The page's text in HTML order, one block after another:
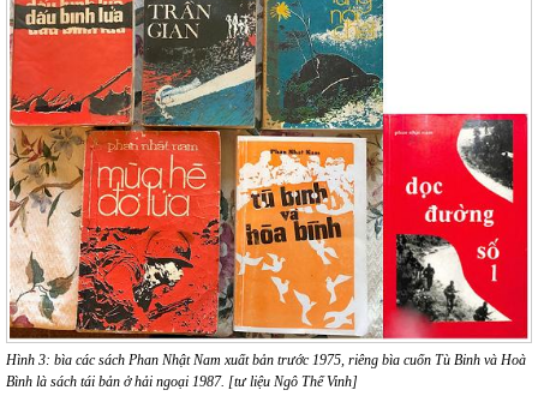
Hình 3: bìa các sách Phan Nhật Nam xuất bản trước 1975, riêng bìa cuốn Tù Binh và Hoà
Bình là sách tái bản ở hải ngoại 1987. [tư liệu Ngô Thế Vinh]